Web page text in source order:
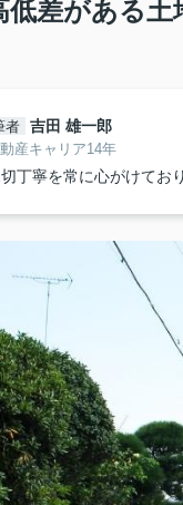
低差がある
者 吉田 雄一郎
産キャリア14年
丁寧を常に心がけてお